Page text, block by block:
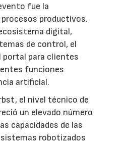
fue la
productivos.
digital,
de control, el
portal para clientes
funciones
artificial.
el nivel técnico de
un elevado número
capacidades de las
sistemas robotizados